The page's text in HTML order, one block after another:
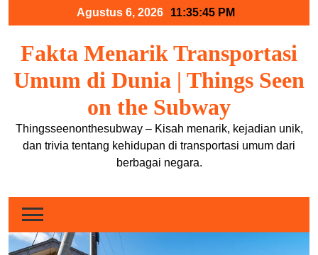
Agustus 6, 2026 11:35:46 PM
Fakta Menarik Transportasi
Umum di Dunia | Things Seen
on the Subway
Thingsseenonthesubway – Kisah menarik, kejadian unik,
dan trivia tentang kehidupan di transportasi umum dari
berbagai negara.